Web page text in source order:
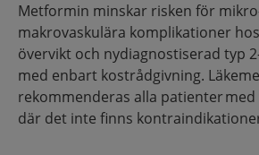
Metformin minskar risken för
makrovaskulära komplikationer
övervikt och nydiagnostiserad typ
med enbart kostrådgivning.
rekommenderas alla patienter
där det inte finns